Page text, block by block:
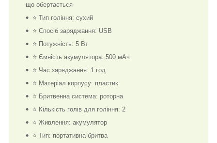
що обертається
⭐ Тип гоління: сухий
⭐ Спосіб заряджання: USB
⭐ Потужність: 5 Вт
⭐ Ємність акумулятора: 500 мАч
⭐ Час заряджання: 1 год
⭐ Матеріал корпусу: пластик
⭐ Бритвенна система: роторна
⭐ Кількість голів для гоління: 2
⭐ Живлення: акумулятор
⭐ Тип: портативна бритва